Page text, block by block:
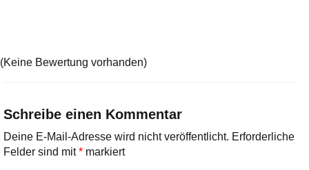
(Keine Bewertung vorhanden)
Schreibe einen Kommentar
Deine E-Mail-Adresse wird nicht veröffentlicht. Erforderliche
Felder sind mit*markiert